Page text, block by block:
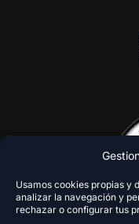
Usamos cookies propias y
analizar la navegación y
rechazar o configurar tus